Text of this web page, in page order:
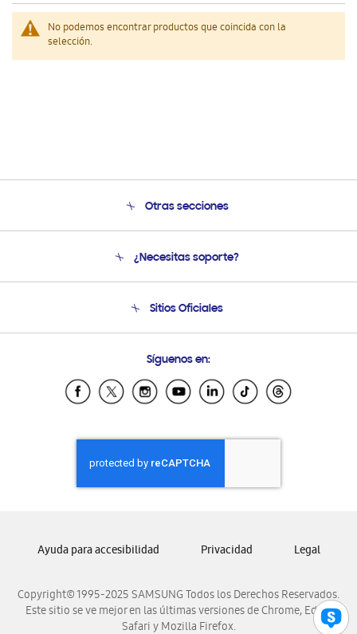
No podemos encontrar productos que coincida con la
selección.
Otras secciones
Soporte
Condiciones de Compra
¿Necesitas soporte?
Soporte vía eMail
Sitios Oficiales
Samsung Ecuador
Samsung El Salvador
Samsung Honduras
Samsung Nicaragua
Samsung Panamá
Samsung Venezuela
Síguenos en:
Copyright© 1995-2025 SAMSUNG Todos los Derechos Reservados.
Este sitio se ve mejor en las últimas versiones de Chrome, Edge,
Safari y Mozilla Firefox.
Ayuda para accesibilidad Privacidad Legal